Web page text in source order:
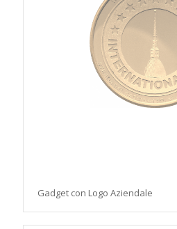
Gadget con Logo Aziendale